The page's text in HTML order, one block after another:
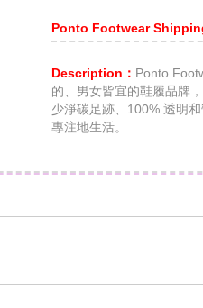
Ponto Footwear
Description： Ponto
的、男女皆宜的鞋履品牌
少淨碳足跡、100% 透明
專注地生活。